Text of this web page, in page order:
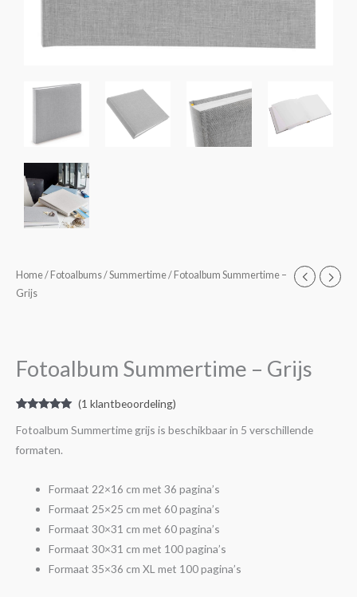
Home/ Fotoalbums/Summertime/ Fotoalbum Summertime –
Grijs
Fotoalbum Summertime – Grijs
5.00op 5
op
(1 klantbeoordeling)
Fotoalbum Summertime grijs is beschikbaar in 5 verschillende
formaten.
Formaat 22×16 cm met 36 pagina’s
Formaat 25×25 cm met 60 pagina’s
Formaat 30×31 cm met 60 pagina’s
Formaat 30×31 cm met 100 pagina’s
Formaat 35×36 cm XL met 100 pagina’s
Prijsklasse:
€58,95
Fotoalbum
Summertime